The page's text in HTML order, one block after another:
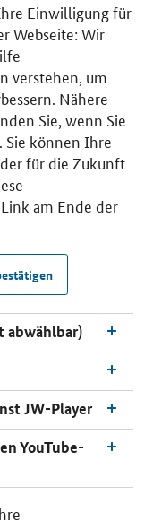
Einwilligung für
Webseite: Wir
verstehen, um
Nähere
Sie, wenn Sie
Sie können Ihre
für die Zukunft
am Ende der
abwählbar)
JW-Player
YouTube-